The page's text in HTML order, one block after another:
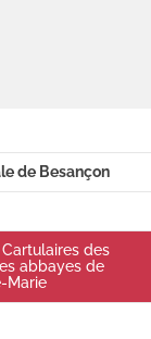
de Besançon
des
abbayes de
Marie